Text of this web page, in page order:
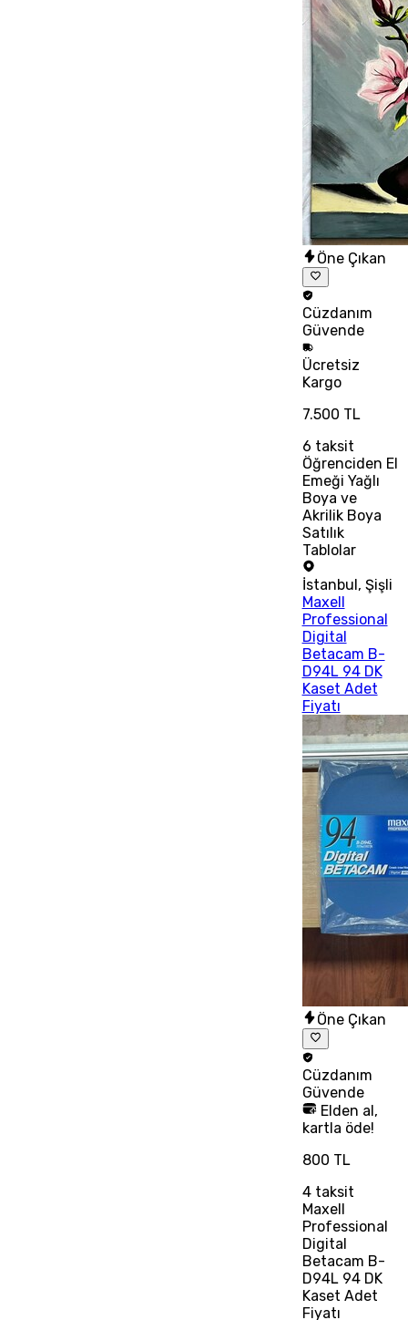
Öne Çıkan
Cüzdanım
Güvende
Ücretsiz
Kargo
7.500 TL
6 taksit
Öğrenciden El
Emeği Yağlı
Boya ve
Akrilik Boya
Satılık
Tablolar
İstanbul , Şişli
Maxell
Professional
Digital
Betacam B-
D94L 94 DK
Kaset Adet
Fiyatı
Öne Çıkan
Cüzdanım
Güvende
Elden al,
kartla öde!
800 TL
4taksit
Maxell
Professional
Digital
Betacam B-
D94L 94 DK
Kaset Adet
Fiyatı